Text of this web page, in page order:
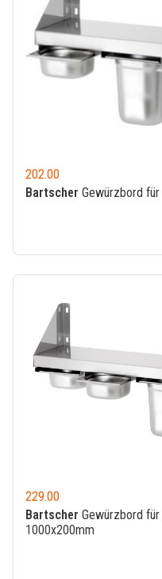
202.00
Bartscher Gewürzbord
229.00
Bartscher Gewürzbord
1000x200mm